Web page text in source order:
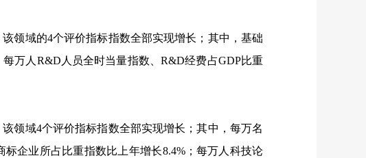
该领域的4个评价指标指数全部实现增长；其中，基础
万人 R&D 人员全时当量指数、R&D经费占GDP比重
该领域4个评价指标指数全部实现增长；其中，每万名
企业所占比重指数比上年增长8.4%；每万人科技论